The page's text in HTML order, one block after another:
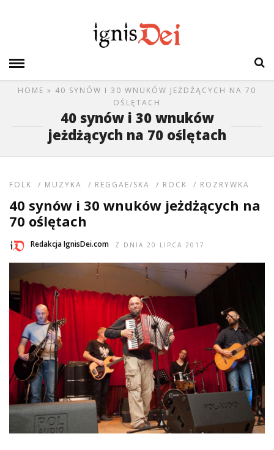
HOME » 40 SYNÓW I 30 WNUKÓW JEŻDŻĄCYCH NA 70
OŚLĘTACH
40 synów i 30 wnuków
jeżdżących na 70 oślętach
FOLK / MUZYKA / REGGAE/SKA / ROCK / ROZRYWKA
40 synów i 30 wnuków jeżdżących na
70 oślętach
Redakcja IgnisDei.com Z DNIA 20 LIPCA 2017